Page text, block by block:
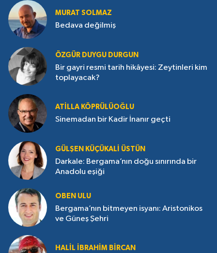
MURAT SOLMAZ
Bedava değilmiş
ÖZGÜR DUYGU DURGUN
Bir gayri resmi tarih hikâyesi: Zeytinleri kim
toplayacak?
ATILLA KÖPRÜLÜOĞLU
Sinemadan bir Kadir İnanır geçti
GÜLŞEN KÜÇÜKALI ÜSTÜN
Darkale: Bergama’nın doğu sınırında bir
Anadolu eşiği
OBEN ULU
Bergama’nın bitmeyen isyanı: Aristonikos
ve Güneş Şehri
HALIL İBRAHIM BIRCAN